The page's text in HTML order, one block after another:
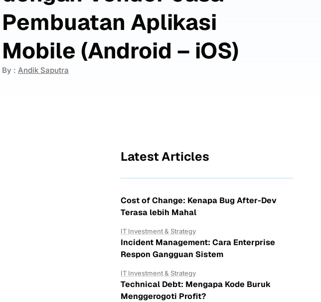
Pembuatan Aplikasi
Mobile (Android – iOS)
By : Andik Saputra
Latest Articles
Cost of Change: Kenapa Bug After-Dev
Terasa lebih Mahal
IT Investment & Strategy
Incident Management: Cara Enterprise
Respon Gangguan Sistem
IT Investment & Strategy
Technical Debt: Mengapa Kode Buruk
Menggerogoti Profit?